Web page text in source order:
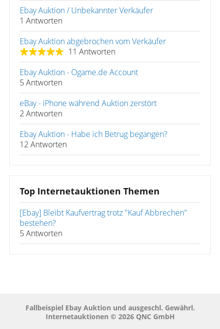
Ebay Auktion / Unbekannter Verkäufer
1 Antworten
Ebay Auktion abgebrochen vom Verkäufer
11 Antworten
Ebay Auktion - Ogame.de Account
5 Antworten
eBay - iPhone während Auktion zerstört
2 Antworten
Ebay Auktion - Habe ich Betrug begangen?
12 Antworten
Top Internetauktionen Themen
[Ebay] Bleibt Kaufvertrag trotz "Kauf Abbrechen"
bestehen?
5 Antworten
Fallbeispiel Ebay Auktion und ausgeschl. Gewährl.
Internetauktionen © 2026 QNC GmbH